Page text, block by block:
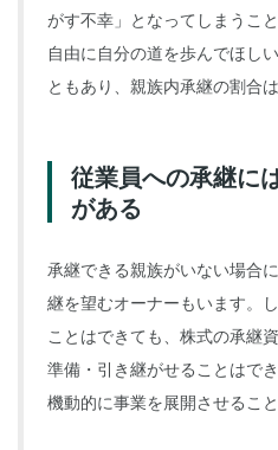
がす不幸」となってしまうこ
自由に自分の道を歩んでほし
ともあり、親族内承継の割合
従業員への承継に
がある
承継できる親族がいない場合
継を望むオーナーもいます。
ことはできても、株式の承継
準備・引き継がせることはで
機動的に事業を展開させること